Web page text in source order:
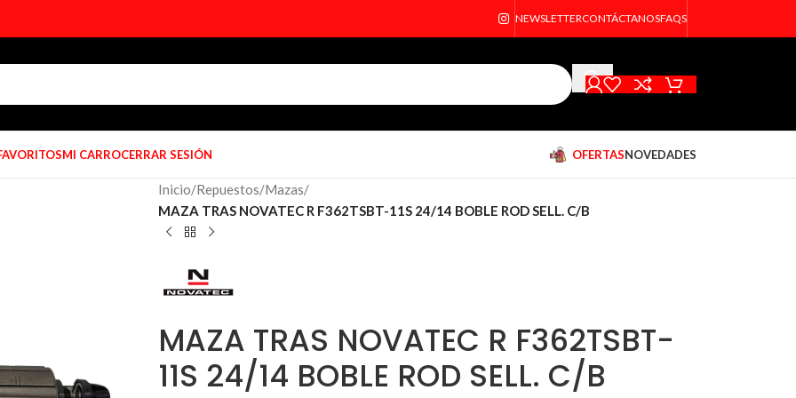
NEWSLETTERCONTÁCTANOSFAQS
MI CARROCERRAR SESIÓN OFERTASNOVEDADES
Inicio/Repuestos/Mazas/
MAZA TRAS NOVATEC R F362TSBT-11S 24/14 BOBLE ROD SELL. C/B
MAZA TRAS NOVATEC R F362TSBT-
11S 24/14 BOBLE ROD SELL. C/B